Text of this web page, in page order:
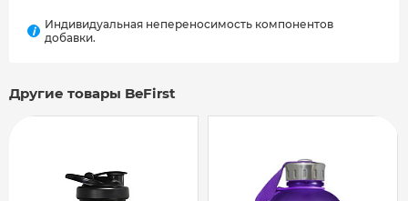
i
Индивидуальная непереносимость компонентов
добавки.
Другие товары BeFirst